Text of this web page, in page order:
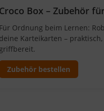
Croco Box – Zubehör
Für Ordnung beim Lernen:
deine Karteikarten –
griffbereit.
Zubehör bestellen